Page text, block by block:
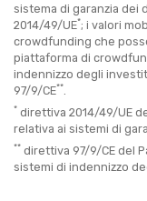
sistema di garanzia
2014/49/UE*; i valori
crowdfunding che
piattaforma di
indennizzo degli
97/9/CE**
* direttiva 2014/49/UE
relativa ai sistemi di
** direttiva 97/9/CE del
sistemi di indennizzo